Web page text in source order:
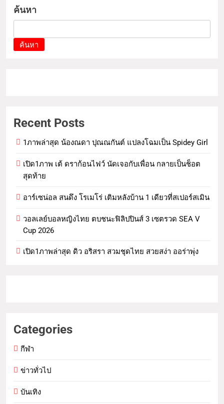
ค้นหา
ค้นหา
Recent Posts
1ภาพล่าสุด น้องณดา ปุณณกันต์ แปลงโฉมเป็น Spidey Girl
เปิด1ภาพ เต้ ดราก้อนไฟว์ นัดเจอกับเพื่อน กลายเป็นช็อต
สุดท้าย
อาร์เซน่อล สนดึง โรเมโร่ เติมหลังบ้าน 1 เดียวที่สเปอร์สเมิน
วอลเลย์บอลหญิงไทย ตบชนะฟิลิปปินส์ 3 เซตรวด SEA V
Cup 2026
เปิด1ภาพล่าสุด ดิว อริสรา สวมชุดไทย สวยสง่า ออร่าพุ่ง
Categories
กีฬา
ข่าวทั่วไป
บันเทิง